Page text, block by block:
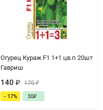
Огурец Кураж F1 1+1 цв.п 20шт
Гавриш
140 ₽ 170₽
- 17% 30₽